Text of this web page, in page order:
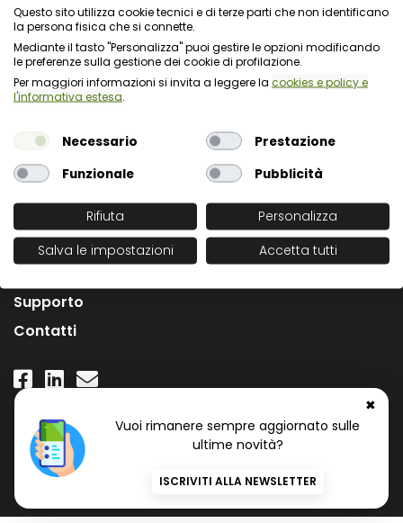
✖
Vuoi rimanere sempre aggiornato sulle
ultime novità?
ISCRIVITI ALLA NEWSLETTER
Via L. Cadorna 31 - 67051 Avezzano (AQ)
Via Fiume Giallo 3 - 00144 Roma
Registro delle Imprese del Gran Sasso d'Italia
C.F. e numero d'iscrizione: 01722270665
L'Azienda
Supporto
Contatti
Numero Verde Gratuito
800 97 34 34
Questo sito utilizza cookie tecnici e di terze parti che non identificano
la persona fisica che si connette.
Mediante il tasto "Personalizza" puoi gestire le opzioni modificando
le preferenze sulla gestione dei cookie di profilazione.
Per maggiori informazioni si invita a leggere la cookies e policy e
l'informativa estesa.
Necessario
Prestazione
Funzionale
Pubblicità
Rifiuta
Personalizza
Salva le impostazioni
Accetta tutti